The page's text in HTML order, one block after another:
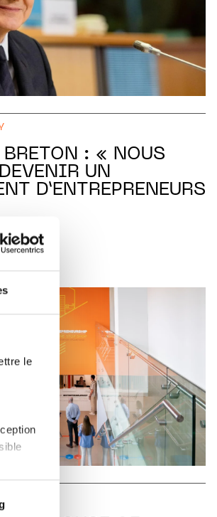
le
BRETON : « NOUS
UN
D’ENTREPRENEURS